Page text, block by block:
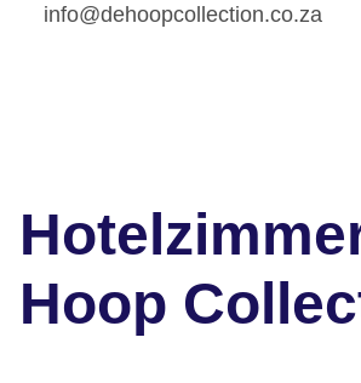
info@dehoopcollection.co.za
Hoop